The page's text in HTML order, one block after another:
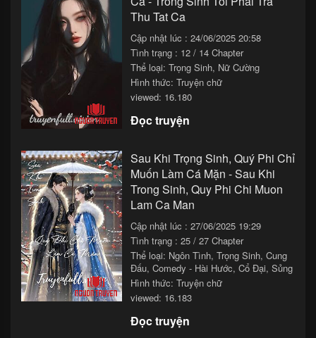
Chapter 92
Chapter 91
28/11/2025 11:33
Chapter 90
28/11/2025 09:33
Chapter 89
Chapter 88
Chapter 86
28/11/2025 01:33
Chapter 85
27/11/2025 23:33
Chapter 84
27/11/2025 21:33
Chapter 83
27/11/2025 19:33
Chapter 82
27/11/2025 17:33
Chapter 81
Thu Tat Ca
Cập nhật lúc : 24/06/2025 20:58
Tình trạng : 12 / 14 Chapter
Thể loại: Trọng Sinh, Nữ Cường
Hình thức: Truyện chữ
viewed: 16.180
Đọc truyện
Sau Khi Trọng Sinh, Quý Phi Chỉ
Muốn Làm Cá Mặn - Sau Khi
Trong Sinh, Quy Phi Chi Muon
Lam Ca Man
Cập nhật lúc : 27/06/2025 19:29
Tình trạng : 25 / 27 Chapter
Thể loại: Ngôn Tình, Trọng Sinh, Cung
Đấu, Comedy - Hài Hước, Cổ Đại, Sủng
Hình thức: Truyện chữ
viewed: 16.183
Đọc truyện